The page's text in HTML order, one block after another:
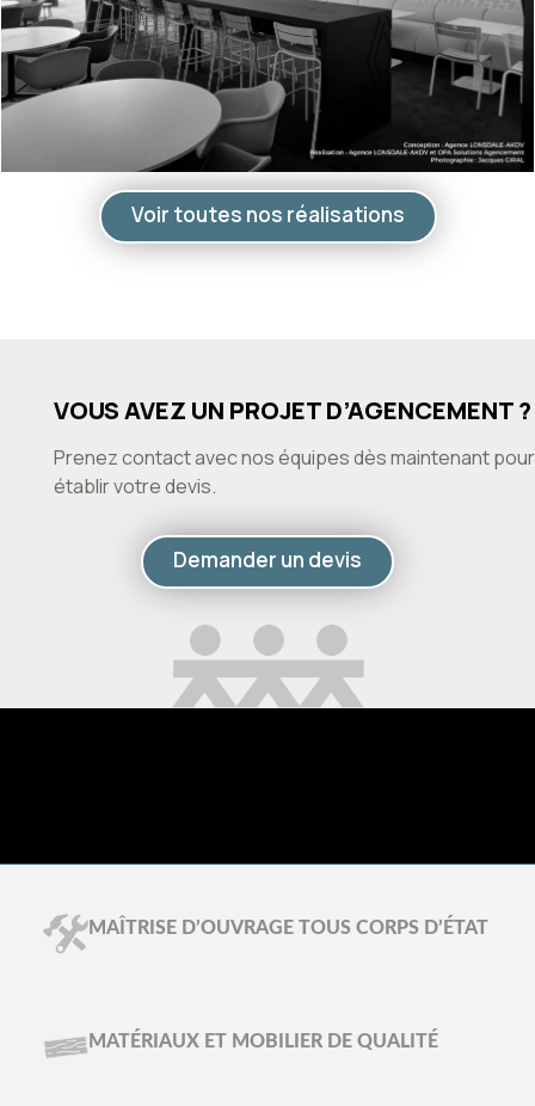
Voir toutes nos réalisations
VOUS AVEZ UN PROJET D’AGENCEMENT ?
Prenez contact avec nos équipes dès maintenant pour
établir votre devis.
Demander un devis
MAÎTRISE D’OUVRAGE TOUS CORPS D’ÉTAT
MATÉRIAUX ET MOBILIER DE QUALITÉ